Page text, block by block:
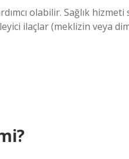
olabilir. Sağlık hizmeti
ilaçlar (meklizin veya